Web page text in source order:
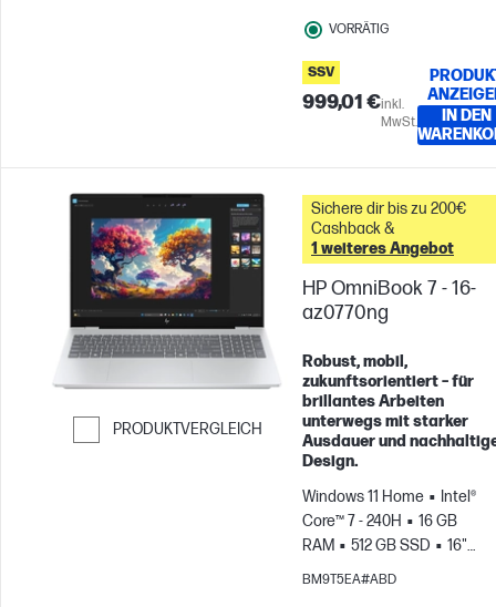
VORRÄTIG
SSV
999,01 €inkl.
MwSt.
IN DEN
PRODUKTVERGLEICH
Weiter zum Vergleichen
Sichere dir bis zu 200€
Cashback &
1 weiteres Angebot
HP OmniBook 7 - 16-
az0770ng
Robust, mobil,
zukunftsorientiert – für
brillantes Arbeiten
unterwegs mit starker
Ausdauer und
Design.
Windows 11 Home
Intel®
Core™ 7 - 240H
16 GB
RAM
512 GB SSD
16"
2K
Intel® Grafikkarte
BM9T5EA#ABD